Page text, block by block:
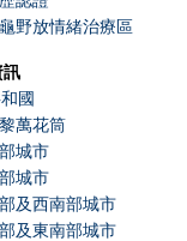
野放情緒治療區
訊
國
萬花筒
城市
城市
及西南部城市
及東南部城市